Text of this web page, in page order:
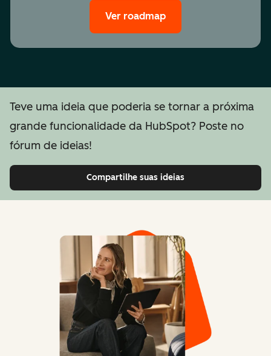
Ver roadmap
Teve uma ideia que poderia se tornar a próxima
grande funcionalidade da HubSpot? Poste no
fórum de ideias!
Compartilhe suas ideias